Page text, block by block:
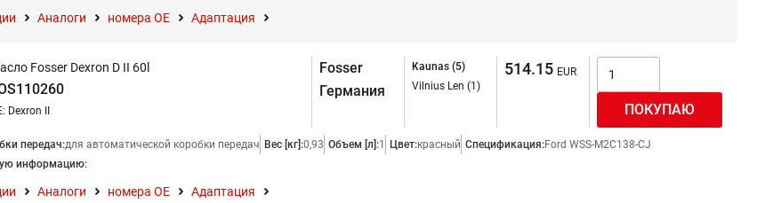
Аналоги номера ОЕ Адаптация
Fosser Dexron D II 60l
Dexron II
Fosser
Германия
Kaunas (5)
Vilnius Len (1)
514.15
передач:для автоматической коробки передач Вес [кг]:0,93 Объем [л]:1 Цвет:красный Спецификация:Ford WSS-M2C138-CJ
информацию:
Аналоги номера ОЕ Адаптация